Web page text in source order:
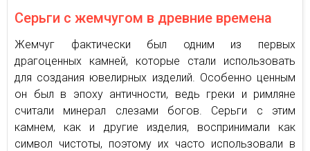
Серьги с жемчугом в древние времена
Жемчуг фактически был одним из первых
драгоценных камней, которые стали использовать
для создания ювелирных изделий. Особенно ценным
он был в эпоху античности, ведь греки и римляне
считали минерал слезами богов. Серьги с этим
камнем, как и другие изделия, воспринимали как
символ чистоты, поэтому их часто использовали в